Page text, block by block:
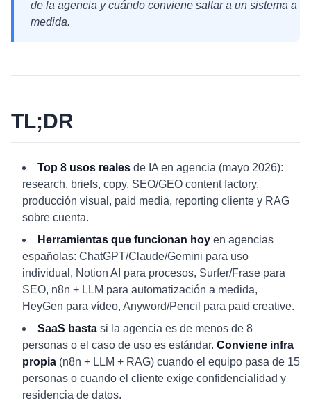
de la agencia y cuándo conviene saltar a un sistema a
medida.
TL;DR
Top 8 usos reales de IA en agencia (mayo 2026):
research, briefs, copy, SEO/GEO content factory,
producción visual, paid media, reporting cliente y RAG
sobre cuenta.
Herramientas que funcionan hoy en agencias
españolas: ChatGPT/Claude/Gemini para uso
individual, Notion AI para procesos, Surfer/Frase para
SEO, n8n + LLM para automatización a medida,
HeyGen para vídeo, Anyword/Pencil para paid creative.
SaaS basta si la agencia es de menos de 8
personas o el caso de uso es estándar. Conviene infra
propia (n8n + LLM + RAG) cuando el equipo pasa de 15
personas o cuando el cliente exige confidencialidad y
residencia de datos.